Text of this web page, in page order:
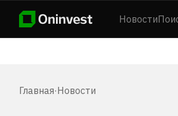
Новости
Главная·Новости